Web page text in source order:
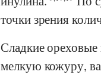
точки зрения
Сладкие
мелкую кожуру,